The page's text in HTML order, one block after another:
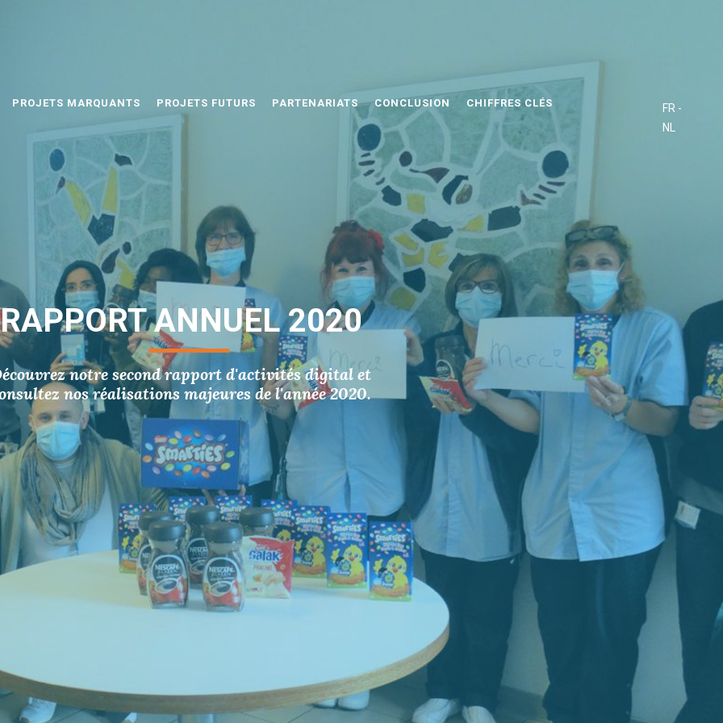
PROJETS MARQUANTS PROJETS FUTURS PARTENARIATS CONCLUSION CHIFFRES CLÉS
FR -
NL
RAPPORT ANNUEL 2020
notre second rapport d'activités digital et
nos réalisations majeures de l'année 2020.